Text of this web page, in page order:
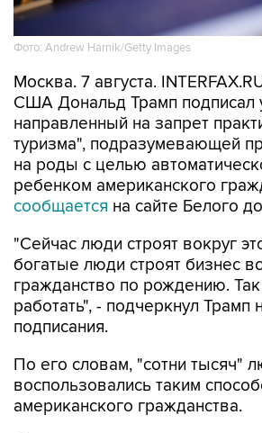
Фото: Andrew Harnik/Getty Images
Москва. 7 августа.
США Дональд Трамп подписал
направленный на запрет
туризма", подразумевающей
на роды с целью
ребенком американского
сообщается на сайте Белого
"Сейчас люди строят вокруг
богатые люди строят бизнес
гражданство по рождению.
работать", - подчеркнул Трамп
подписания.
По его словам, "сотни тысяч"
воспользовались таким
американского гражданства.